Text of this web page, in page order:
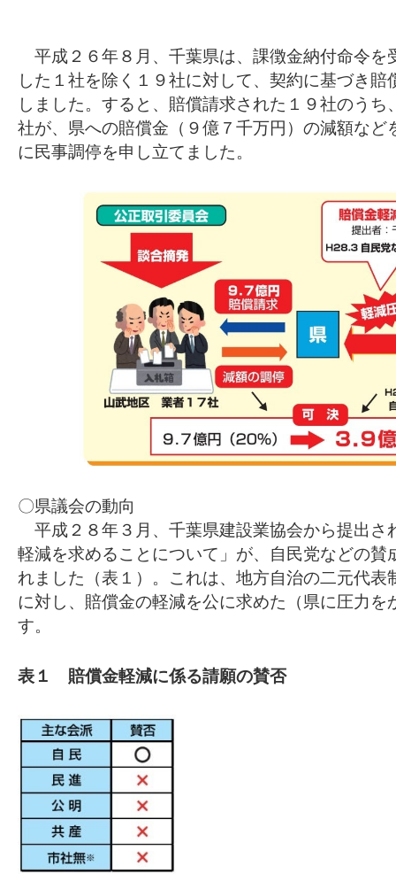
平成２６年８月、千葉県は、課徴金納付命令を
した１社を除く１９社に対して、契約に基づき
しました。すると、賠償請求された１９社のう
社が、県への賠償金（９億７千万円）の減額など
に民事調停を申し立てました。
〇県議会の動向
平成２８年３月、千葉県建設業協会から提出さ
軽減を求めることについて」が、自民党などの賛
れました（表１）。これは、地方自治の二元代表
に対し、賠償金の軽減を公に求めた（県に圧力を
す。
表１ 賠償金軽減に係る請願の賛否